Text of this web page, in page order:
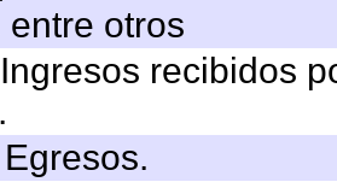
entre otros
recibidos